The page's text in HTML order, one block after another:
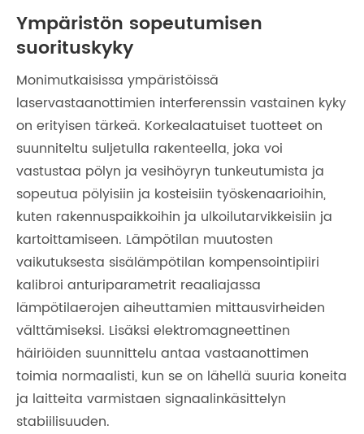
Ympäristön sopeutumisen
suorituskyky
Monimutkaisissa ympäristöissä
laservastaanottimien interferenssin vastainen kyky
on erityisen tärkeä. Korkealaatuiset tuotteet on
suunniteltu suljetulla rakenteella, joka voi
vastustaa pölyn ja vesihöyryn tunkeutumista ja
sopeutua pölyisiin ja kosteisiin työskenaarioihin,
kuten rakennuspaikkoihin ja ulkoilutarvikkeisiin ja
kartoittamiseen. Lämpötilan muutosten
vaikutuksesta sisälämpötilan kompensointipiiri
kalibroi anturiparametrit reaaliajassa
lämpötilaerojen aiheuttamien mittausvirheiden
välttämiseksi. Lisäksi elektromagneettinen
häiriöiden suunnittelu antaa vastaanottimen
toimia normaalisti, kun se on lähellä suuria koneita
ja laitteita varmistaen signaalinkäsittelyn
stabiilisuuden.